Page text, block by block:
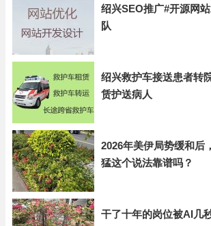
绍兴SEO推广#开源网
队
绍兴救护车接送患者转
赁护送病人
2026年美伊局势缓和后
猛这个说法靠谱吗？
干了十年的岗位被AI几